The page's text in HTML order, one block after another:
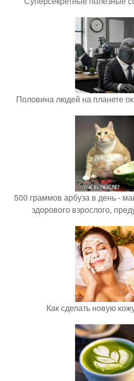
Половина людей на планете
500 граммов арбуза в день -
здорового взрослого,
Как сделать новую